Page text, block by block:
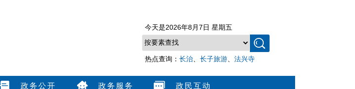
今天是2026年8月7日 星期五
热点查询： 长治 长子旅游 法兴寺
政务公开 政务服务 政民互动